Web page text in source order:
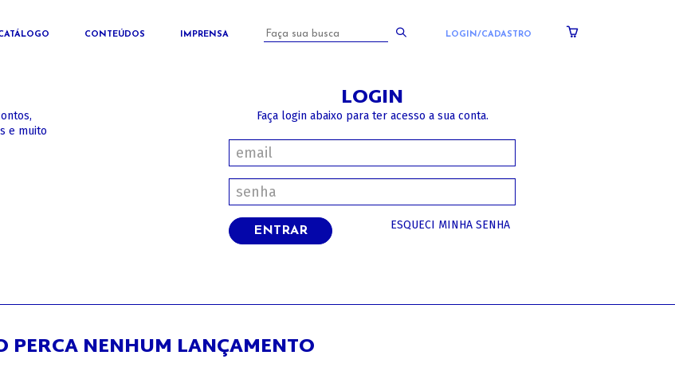
CONTEÚDOS IMPRENSA LOGIN/CADASTRO
e muito
LOGIN
Faça login abaixo para ter acesso a sua conta.
ENTRAR ESQUECI MINHA SENHA
PERCA NENHUM LANÇAMENTO